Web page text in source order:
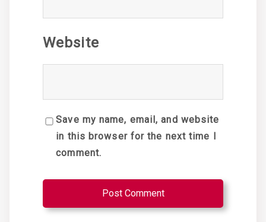
Website
Save my name, email, and website
in this browser for the next time I
comment.